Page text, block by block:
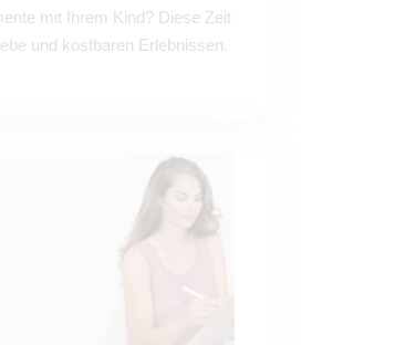
mit Ihrem Kind? Diese Zeit
und kostbaren Erlebnissen.